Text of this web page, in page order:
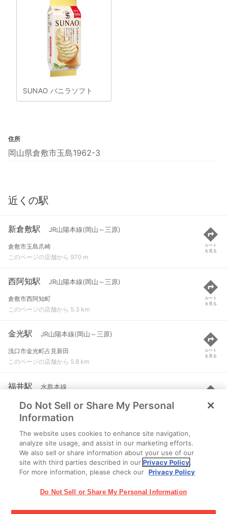
SUNAO バニラソフト
住所
岡山県倉敷市玉島1962-3
近くの駅
新倉敷駅 JR山陽本線(岡山～三原)
倉敷市玉島爪崎
このページの店舗から 970 m
ルート
を見る
西阿知駅 JR山陽本線(岡山～三原)
倉敷市西阿知町
このページの店舗から 5.3 km
ルート
を見る
金光駅 JR山陽本線(岡山～三原)
浅口市金光町占見新田
このページの店舗から 5.8 km
ルート
を見る
福井駅 水島本線
倉敷市福井３９８-１
このページの店舗から 6 km
ルート
を見る
三菱自工前駅
倉敷市水島海岸通２-１-１
このページの店舗から 6.1 km
Do Not Sell or Share My Personal
Information
The website uses cookies to enhance site navigation,
analyze site usage, and assist in our marketing efforts.
We also sell or share information about your use of our
site with third parties described in ourPrivacy Policy.
For more information, please check our Privacy Policy
Do Not Sell or Share My Personal Information